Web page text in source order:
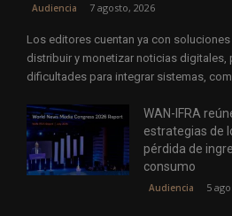
Audiencia 7 agosto, 2026
Los editores cuentan ya con
distribuir y monetizar noticias digitales,
dificultades para integrar sistemas,
WAN-IFRA
estrategias de
pérdida de
consumo
Audiencia 5